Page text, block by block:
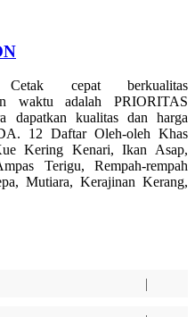
cepat berkualitas
waktu adalah PRIORITAS
kualitas dan harga
12 Daftar Oleh-oleh Khas
Kering Kenari, Ikan Asap,
Terigu, Rempah-rempah
Mutiara, Kerajinan Kerang,